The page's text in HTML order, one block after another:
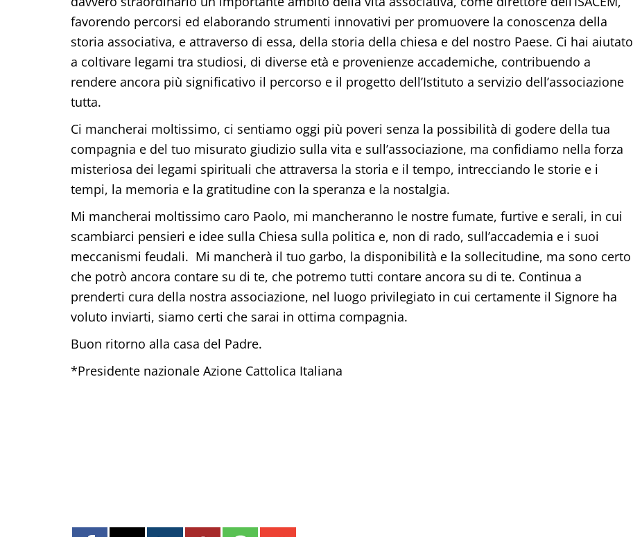
favorendo percorsi ed elaborando strumenti innovativi per promuovere la conoscenza della
storia associativa, e attraverso di essa, della storia della chiesa e del nostro Paese. Ci hai aiutato
a coltivare legami tra studiosi, di diverse età e provenienze accademiche, contribuendo a
rendere ancora più significativo il percorso e il progetto dell’Istituto a servizio dell’associazione
tutta.
Ci mancherai moltissimo, ci sentiamo oggi più poveri senza la possibilità di godere della tua
compagnia e del tuo misurato giudizio sulla vita e sull’associazione, ma confidiamo nella forza
misteriosa dei legami spirituali che attraversa la storia e il tempo, intrecciando le storie e i
tempi, la memoria e la gratitudine con la speranza e la nostalgia.
Mi mancherai moltissimo caro Paolo, mi mancheranno le nostre fumate, furtive e serali, in cui
scambiarci pensieri e idee sulla Chiesa sulla politica e, non di rado, sull’accademia e i suoi
meccanismi feudali. Mi mancherà il tuo garbo, la disponibilità e la sollecitudine, ma sono certo
che potrò ancora contare su di te, che potremo tutti contare ancora su di te. Continua a
prenderti cura della nostra associazione, nel luogo privilegiato in cui certamente il Signore ha
voluto inviarti, siamo certi che sarai in ottima compagnia.
Buon ritorno alla casa del Padre.
*Presidente nazionale Azione Cattolica Italiana